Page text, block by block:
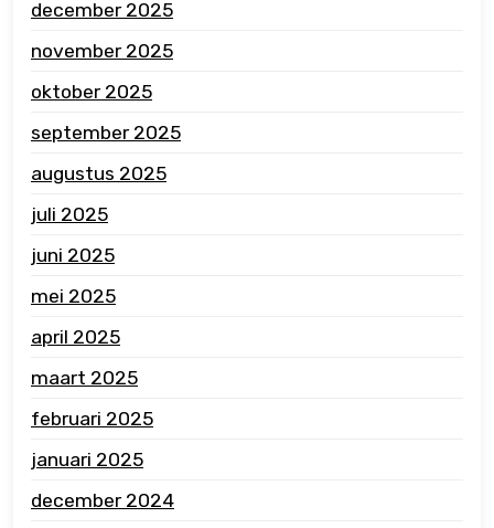
december 2025
november 2025
oktober 2025
september 2025
augustus 2025
juli 2025
juni 2025
mei 2025
april 2025
maart 2025
februari 2025
januari 2025
december 2024